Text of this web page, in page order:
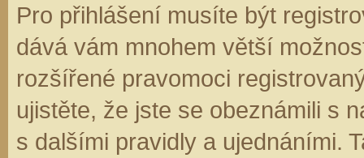
Pro přihlášení musíte být
dává vám mnohem větší
rozšířené pravomoci
ujistěte, že jste se obeznámili s
s dalšími pravidly a ujednáními.